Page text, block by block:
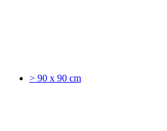
> 90 x 90 cm